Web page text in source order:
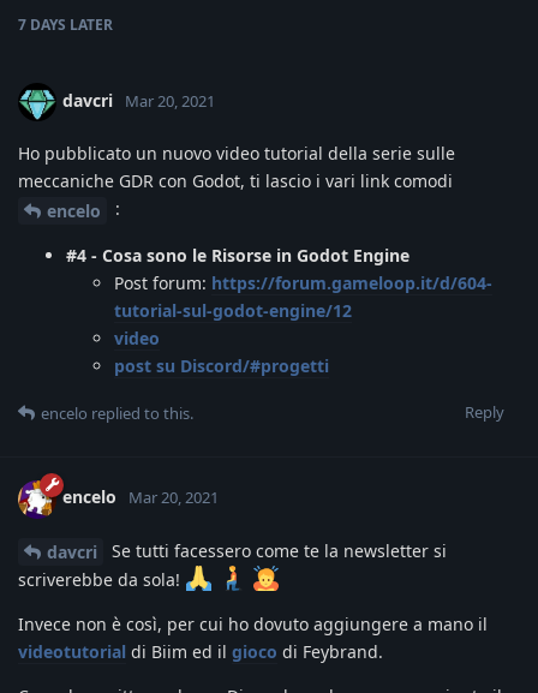
7 DAYS LATER
davcri Mar 20, 2021
Ho pubblicato un nuovo video tutorial della serie sulle
meccaniche GDR con Godot, ti lascio i vari link comodi
encelo
:
#4 - Cosa sono le Risorse in Godot Engine
Post forum: https://forum.gameloop.it/d/604-
tutorial-sul-godot-engine/12
video
post su Discord/#progetti
Reply
encelo replied to this.
encelo Mar 20, 2021
davcri
Se tutti facessero come te la newsletter si
scriverebbe da sola!
Invece non è così, per cui ho dovuto aggiungere a mano il
videotutorial di Biim ed il gioco di Feybrand.